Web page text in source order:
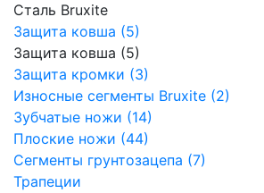
Сталь Bruxite
Защита ковша (5)
Защита ковша (5)
Защита кромки (3)
Износные сегменты Bruxite (2)
Зубчатые ножи (14)
Плоские ножи (44)
Сегменты грунтозацепа (7)
Трапеции